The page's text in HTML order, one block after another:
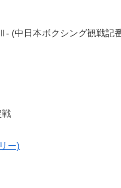
(中日本ボクシング観戦
戦
ー)